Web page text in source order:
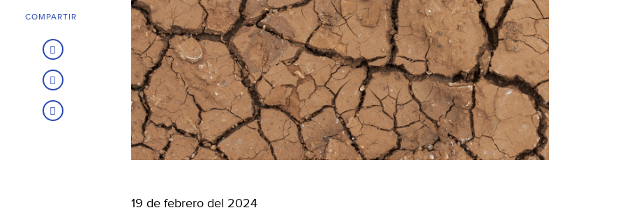
19 de febrero del 2024
COMPARTIR